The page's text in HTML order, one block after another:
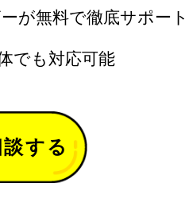
が無料で徹底サポート
でも対応可能
する